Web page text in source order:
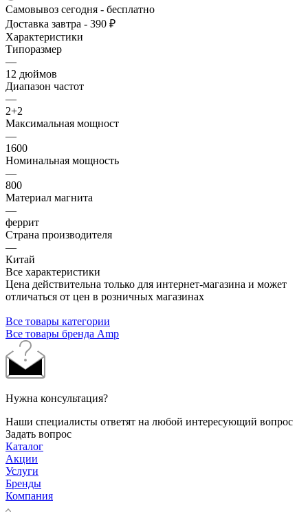
Самовывоз сегодня - бесплатно
Доставка завтра - 390 ₽
Характеристики
Типоразмер
—
12 дюймов
Диапазон частот
—
2+2
Максимальная мощност
—
1600
Номинальная мощность
—
800
Материал магнита
—
феррит
Страна производителя
—
Китай
Все характеристики
Цена действительна только для интернет-магазина и может
отличаться от цен в розничных магазинах
Все товары категории
Все товары бренда Amp
Нужна консультация?
Наши специалисты ответят на любой интересующий вопрос
Задать вопрос
Каталог
Акции
Услуги
Бренды
Компания